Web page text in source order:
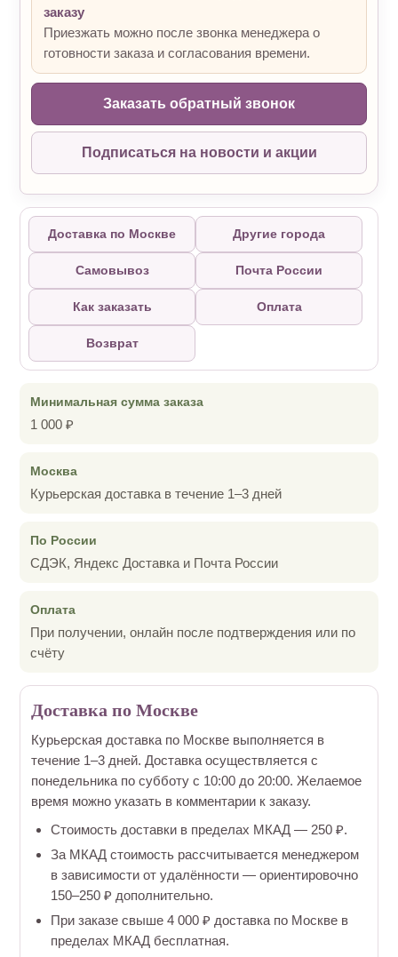
заказу
Приезжать можно после звонка менеджера о
готовности заказа и согласования времени.
Заказать обратный звонок
Подписаться на новости и акции
Доставка по Москве Другие города
Самовывоз Почта России
Как заказать Оплата
Возврат
Минимальная сумма заказа
1 000 ₽
Москва
Курьерская доставка в течение 1–3 дней
По России
СДЭК, Яндекс Доставка и Почта России
Оплата
При получении, онлайн после подтверждения или по
счёту
Доставка по Москве
Курьерская доставка по Москве выполняется в
течение 1–3 дней. Доставка осуществляется с
понедельника по субботу с 10:00 до 20:00. Желаемое
время можно указать в комментарии к заказу.
Стоимость доставки в пределах МКАД — 250 ₽.
За МКАД стоимость рассчитывается менеджером
в зависимости от удалённости — ориентировочно
150–250 ₽ дополнительно.
При заказе свыше 4 000 ₽ доставка по Москве в
пределах МКАД бесплатная.